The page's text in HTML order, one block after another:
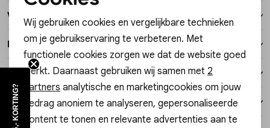
Jassen
Lingerie
Winkelvoorraad
Kenmerken
Verzending / Ophalen in de winkel
Retourneren
Noodzakelijke cookies
Personalisatie cookies
Analytische cookies
Marketing cookies
Wij gebruiken cookies en vergelijkbare technieken
om je gebruikservaring te verbeteren. Met
functionele cookies zorgen we dat de website goed
werkt. Daarnaast gebruiken wij samen met 2
partners analytische en marketingcookies om jouw
gedrag anoniem te analyseren, gepersonaliseerde
content te tonen en relevante advertenties aan te